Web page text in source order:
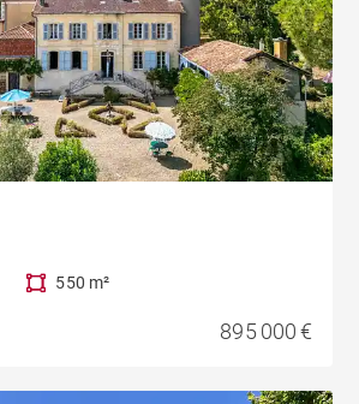
550 m²
895 000 €